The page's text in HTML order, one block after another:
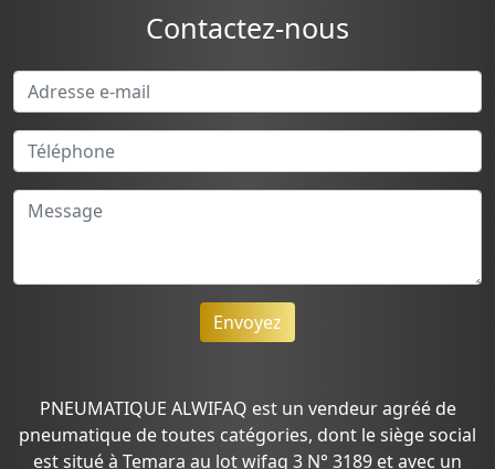
Contactez-nous
Envoyez
PNEUMATIQUE ALWIFAQ est un vendeur agréé de
pneumatique de toutes catégories, dont le siège social
est situé à Temara au lot wifaq 3 N° 3189 et avec un